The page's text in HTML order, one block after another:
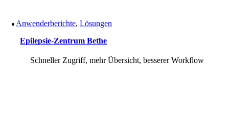
Anwenderberichte,Lösungen
Epilepsie-Zentrum Bethe
Schneller Zugriff, mehr Übersicht, besserer Workflow